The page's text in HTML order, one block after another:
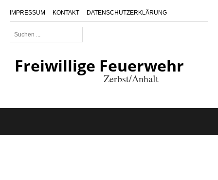
IMPRESSUM KONTAKT DATENSCHUTZERKLÄRUNG
Suchen
...
Freiwillige Feuerwehr
Zerbst/Anhalt